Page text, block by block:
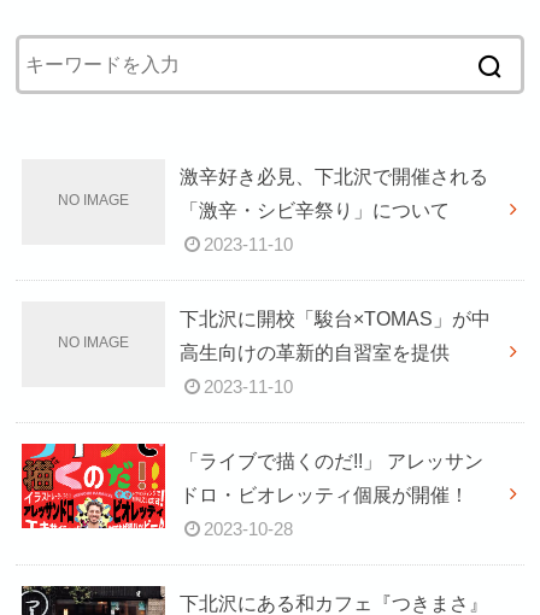
激辛好き必見、下北沢で開催される
「激辛・シビ辛祭り」について
2023-11-10
下北沢に開校「駿台×TOMAS」が中
高生向けの革新的自習室を提供
2023-11-10
「ライブで描くのだ!!」 アレッサン
ドロ・ビオレッティ個展が開催！
2023-10-28
下北沢にある和カフェ『つきまさ』